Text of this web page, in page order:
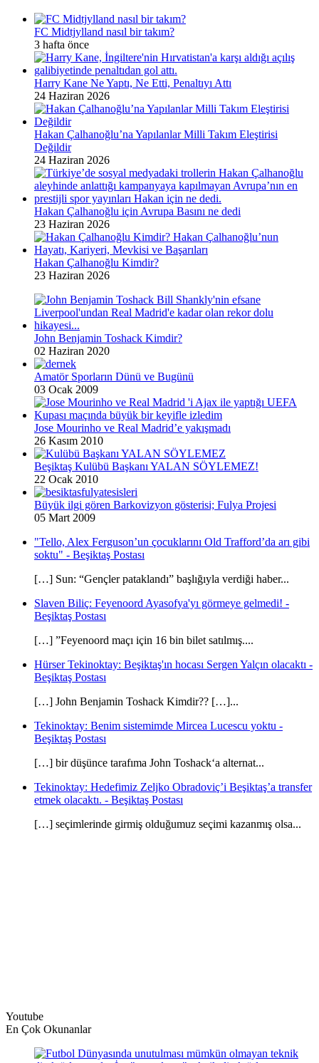
FC Midtjylland nasıl bir takım?
3 hafta önce
Harry Kane Ne Yaptı, Ne Etti, Penaltıyı Attı
24 Haziran 2026
Hakan Çalhanoğlu’na Yapılanlar Milli Takım Eleştirisi
Değildir
24 Haziran 2026
Hakan Çalhanoğlu için Avrupa Basını ne dedi
23 Haziran 2026
Hakan Çalhanoğlu Kimdir?
23 Haziran 2026
John Benjamin Toshack Kimdir?
02 Haziran 2020
Amatör Sporların Dünü ve Bugünü
03 Ocak 2009
Jose Mourinho ve Real Madrid’e yakışmadı
26 Kasım 2010
Beşiktaş Kulübü Başkanı YALAN SÖYLEMEZ!
22 Ocak 2010
Büyük ilgi gören Barkovizyon gösterisi; Fulya Projesi
05 Mart 2009
"Tello, Alex Ferguson’un çocuklarını Old Trafford’da arı gibi
soktu" - Beşiktaş Postası
[…] Sun: “Gençler pataklandı” başlığıyla verdiği haber...
Slaven Biliç: Feyenoord Ayasofya'yı görmeye gelmedi! -
Beşiktaş Postası
[…] ”Feyenoord maçı için 16 bin bilet satılmış....
Hürser Tekinoktay: Beşiktaş'ın hocası Sergen Yalçın olacaktı -
Beşiktaş Postası
[…] John Benjamin Toshack Kimdir?? […]...
Tekinoktay: Benim sistemimde Mircea Lucescu yoktu -
Beşiktaş Postası
[…] bir düşünce tarafıma John Toshack‘a alternat...
Tekinoktay: Hedefimiz Zeljko Obradoviç’i Beşiktaş’a transfer
etmek olacaktı. - Beşiktaş Postası
[…] seçimlerinde girmiş olduğumuz seçimi kazanmış olsa...
Youtube
En Çok Okunanlar